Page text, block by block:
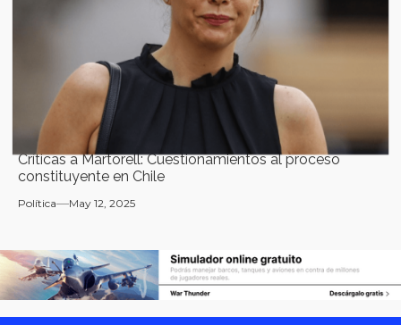
Críticas a Martorell: Cuestionamientos al proceso
constituyente en Chile
Política May 12, 2025